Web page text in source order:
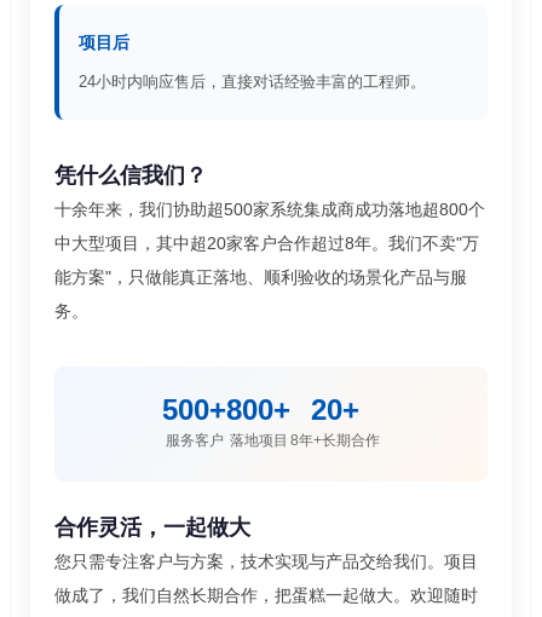
项目后
24小时内响应售后，直接对话经验丰富的工程师。
凭什么信我们？
十余年来，我们协助超500家系统集成商成功落地超800个
中大型项目，其中超20家客户合作超过8年。我们不卖"万
能方案"，只做能真正落地、顺利验收的场景化产品与服
务。
500+
服务客户
800+
落地项目
20+
8年+长期合作
合作灵活，一起做大
您只需专注客户与方案，技术实现与产品交给我们。项目
做成了，我们自然长期合作，把蛋糕一起做大。欢迎随时